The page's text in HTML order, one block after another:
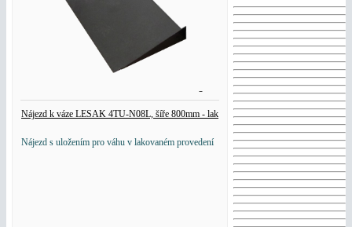
Nájezd k váze LESAK 4TU-N08L, šíře 800mm - lak
Nájezd s uložením pro váhu v lakovaném provedení